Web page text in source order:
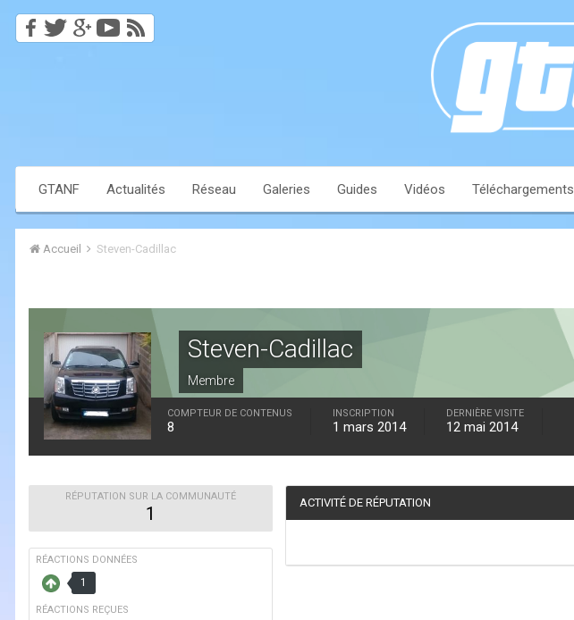
GTANF Actualités Réseau Galeries Guides Vidéos Téléchargements
Accueil Steven-Cadillac
Steven-Cadillac
Membre
COMPTEUR DE CONTENUS
8
INSCRIPTION
1 mars 2014
DERNIÈRE VISITE
12 mai 2014
RÉPUTATION SUR LA COMMUNAUTÉ
1
RÉACTIONS DONNÉES
1
RÉACTIONS REÇUES
ACTIVITÉ DE RÉPUTATION